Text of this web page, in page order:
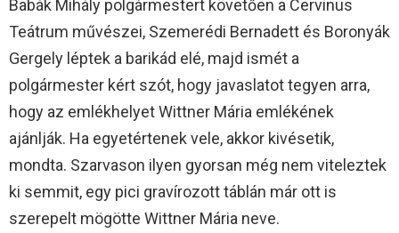
Babák Mihály polgármestert követően a Cervinus
Teátrum művészei, Szemerédi Bernadett és Boronyák
Gergely léptek a barikád elé, majd ismét a
polgármester kért szót, hogy javaslatot tegyen arra,
hogy az emlékhelyet Wittner Mária emlékének
ajánlják. Ha egyetértenek vele, akkor kivésetik,
mondta. Szarvason ilyen gyorsan még nem viteleztek
ki semmit, egy pici gravírozott táblán már ott is
szerepelt mögötte Wittner Mária neve.